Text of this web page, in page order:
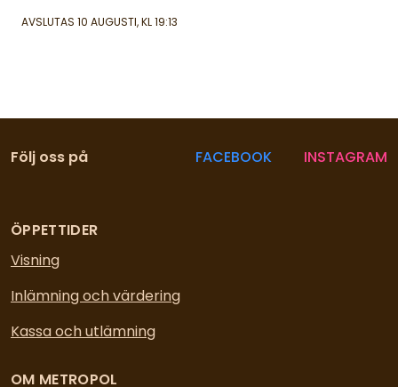
AVSLUTAS 10 AUGUSTI, KL 19:13
Följ oss på FACEBOOK INSTAGRAM
ÖPPETTIDER
Visning
Inlämning och värdering
Kassa och utlämning
OM METROPOL